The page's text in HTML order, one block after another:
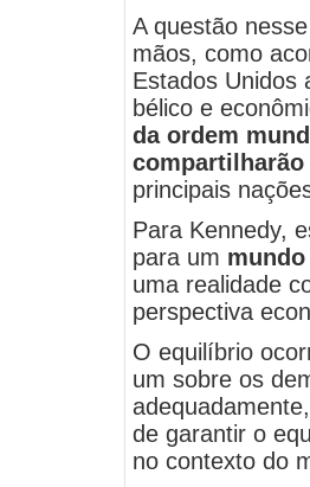
A questão
mãos, como
Estados Unidos
bélico e
da ordem
compartilharão
principais
Para Kennedy,
para um
uma realidade
perspectiva
O equilíbrio
um sobre os
de garantir o
no contexto do